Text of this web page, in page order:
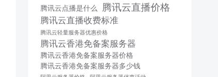
腾讯云点播是什么 腾讯云直播价格
腾讯云直播收费标准
腾讯云轻量服务器优惠价格
腾讯云香港免备案服务器
腾讯云香港免备案服务器价格
腾讯云香港免备案服务器多少钱